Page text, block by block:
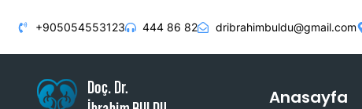
+905054553123 444 86 82 dribrahimbuldu@gmail.com
Anasayfa